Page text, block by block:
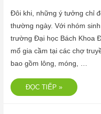
Đôi khi, những ý tưởng chỉ
thường ngày. Với nhóm
trường Đại học Bách Khoa
mổ gia cầm tại các chợ
bao gồm lông, móng, …
ĐỌC TIẾP »